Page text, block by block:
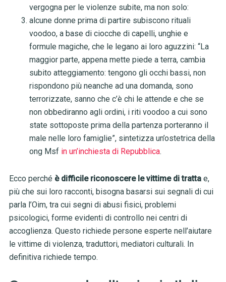
vergogna per le violenze subite, ma non solo:
alcune donne prima di partire subiscono rituali
voodoo, a base di ciocche di capelli, unghie e
formule magiche, che le legano ai loro aguzzini: “La
maggior parte, appena mette piede a terra, cambia
subito atteggiamento: tengono gli occhi bassi, non
rispondono più neanche ad una domanda, sono
terrorizzate, sanno che c’è chi le attende e che se
non obbediranno agli ordini, i riti voodoo a cui sono
state sottoposte prima della partenza porteranno il
male nelle loro famiglie”, sintetizza un’ostetrica della
ong Msf in un’inchiesta di Repubblica.
Ecco perché è difficile riconoscere le vittime di trattae,
più che sui loro racconti, bisogna basarsi sui segnali di cui
parla l’Oim, tra cui segni di abusi fisici, problemi
psicologici, forme evidenti di controllo nei centri di
accoglienza. Questo richiede persone esperte nell’aiutare
le vittime di violenza, traduttori, mediatori culturali. In
definitiva richiede tempo.